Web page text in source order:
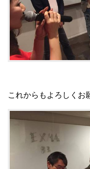
これからもよろしくお